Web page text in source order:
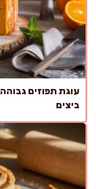
ביצים